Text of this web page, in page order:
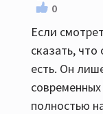
0
Если
сказать,
есть. Он
полностью